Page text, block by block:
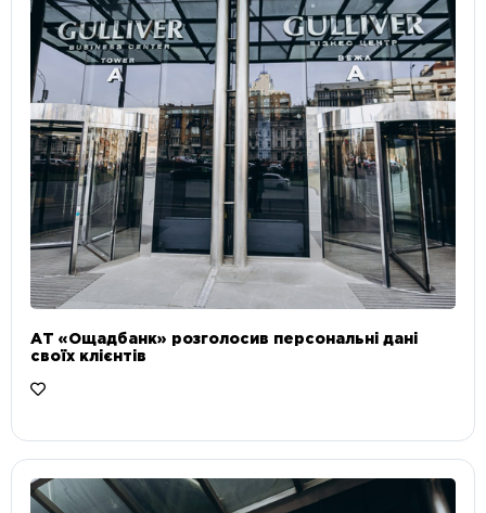
АТ «Ощадбанк» розголосив персональні дані
своїх клієнтів